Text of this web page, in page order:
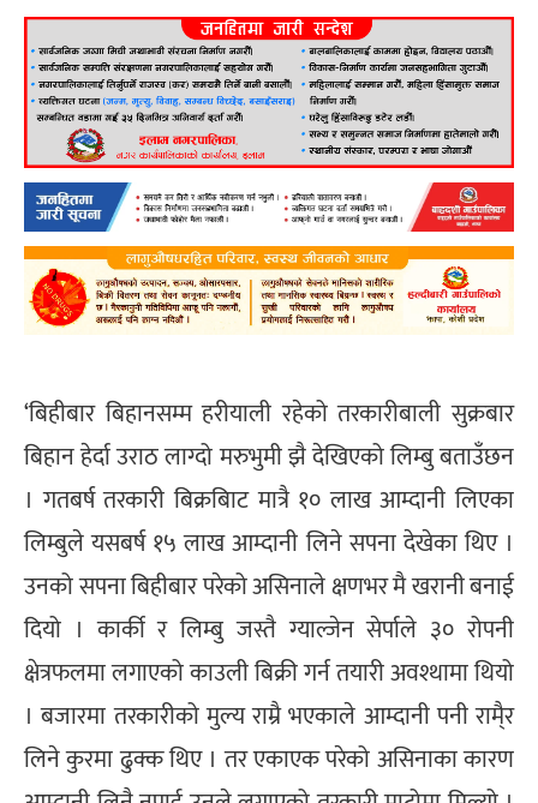
‘बिहीबार बिहानसम्म हरीयाली रहेको तरकारीबाली सुक्रबार
बिहान हेर्दा उराठ लाग्दो मरुभुमी झै देखिएको लिम्बु बताउँछन
। गतबर्ष तरकारी बिक्रबिाट मात्रै १० लाख आम्दानी लिएका
लिम्बुले यसबर्ष १५ लाख आम्दानी लिने सपना देखेका थिए ।
उनको सपना बिहीबार परेको असिनाले क्षणभर मै खरानी बनाई
दियो । कार्की र लिम्बु जस्तै ग्याल्जेन सेर्पाले ३० रोपनी
क्षेत्रफलमा लगाएको काउली बिक्री गर्न तयारी अवश्थामा थियो
। बजारमा तरकारीको मुल्य राम्रै भएकाले आम्दानी पनी रामै्र
लिने कुरमा ढुक्क थिए । तर एकाएक परेको असिनाका कारण